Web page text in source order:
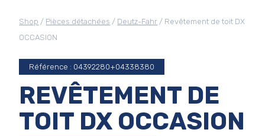
Shop / Pièces détachées / Deutz-Fahr / Revêtement de toit DX
OCCASION
Référence : 04392280+04338380
REVÊTEMENT DE
TOIT DX OCCASION